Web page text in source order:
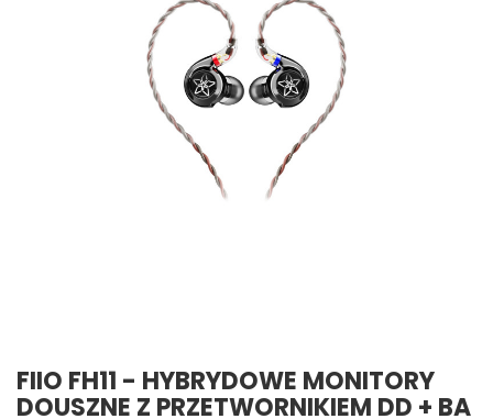
FIIO FH11 - HYBRYDOWE MONITORY
DOUSZNE Z PRZETWORNIKIEM DD + BA